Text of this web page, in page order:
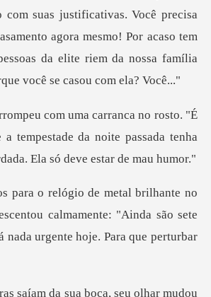
com suas justificativas. Você precisa
É
tempestade da noite passada tenha
calmamente: "Ainda são sete
ar mudou